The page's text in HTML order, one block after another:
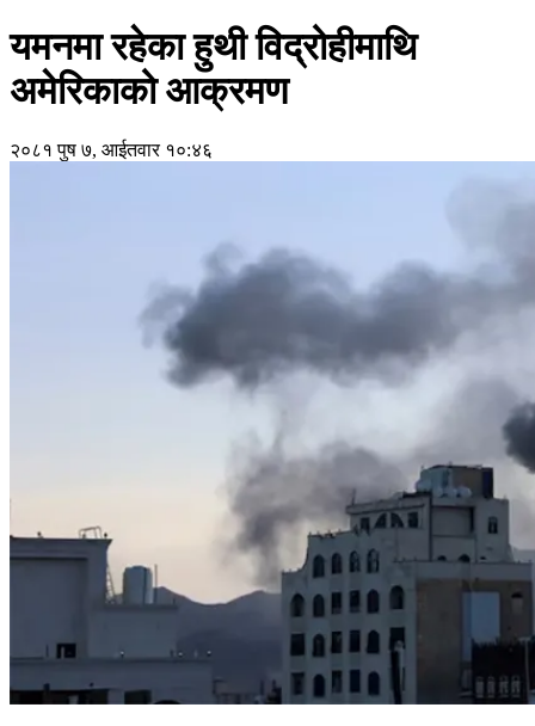
यमनमा रहेका हुथी विद्रोहीमाथि
अमेरिकाको आक्रमण
२०८१ पुष ७, आईतवार १०:४६